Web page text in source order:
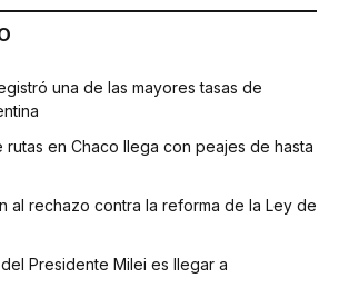
una de las mayores tasas de
rutas en Chaco llega con peajes de hasta
al rechazo contra la reforma de la Ley de
Presidente Milei es llegar a